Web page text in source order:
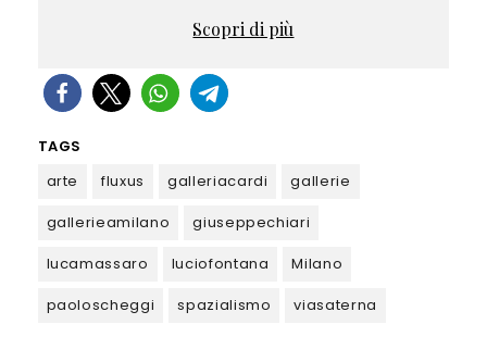
Scopri di più
TAGS
arte
fluxus galleriacardi
gallerie
gallerieamilano
giuseppechiari
lucamassaro
luciofontana
Milano
paoloscheggi
spazialismo viasaterna